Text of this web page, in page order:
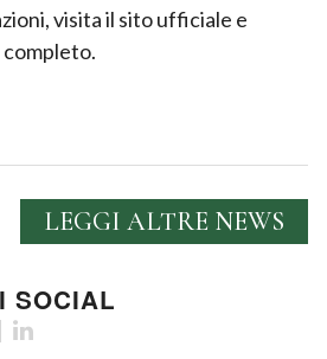
visita il sito ufficiale e
LEGGI ALTRE NEWS
SOCIAL